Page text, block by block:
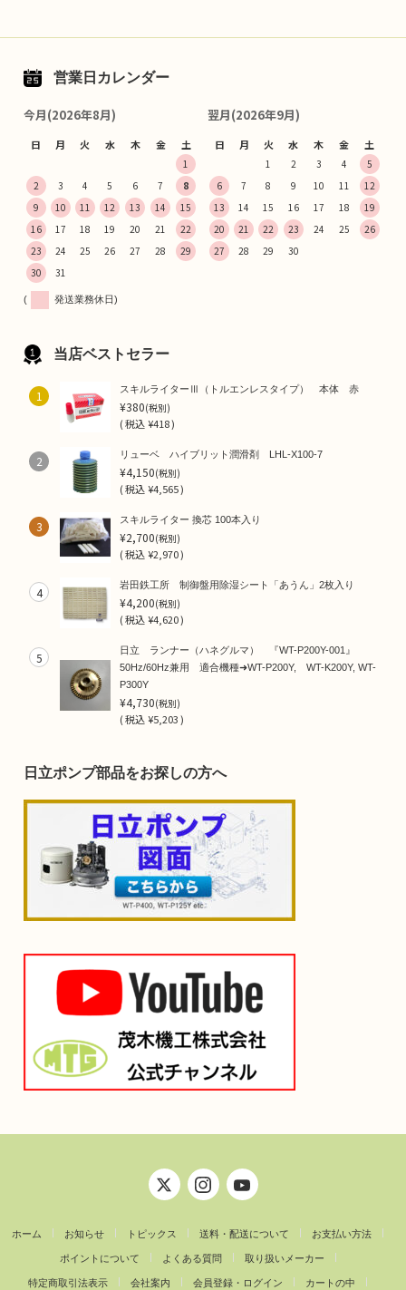
営業日カレンダー
今月(2026年8月)
日 月 火 水 木 金 土
1
2
3 4 5 6 7
8
9
10 11 12 13 14
15
16
17 18 19 20 21
22
23
24 25 26 27 28
29
30
31
翌月(2026年9月)
日 月 火 水 木 金 土
1 2 3 4
5
6
7 8 9 10 11
12
13
14 15 16 17 18
19
20
21 22 23 24 25
26
27
28 29 30
( 発送業務休日)
当店ベストセラー
1 スキルライターⅢ（トルエンレスタイプ） 本体 赤
¥380(税別)
(税込¥418 )
2 リューベ ハイブリット潤滑剤 LHL-X100-7
¥4,150(税別)
(税込¥4,565 )
3 スキルライター 換芯 100本入り
¥2,700(税別)
(税込¥2,970 )
4 岩田鉄工所 制御盤用除湿シート「あうん」2枚入り
¥4,200(税別)
(税込¥4,620 )
5
日立 ランナー（ハネグルマ） 『WT-P200Y-001』
50Hz/60Hz兼用 適合機種➜WT-P200Y, WT-K200Y, WT-
P300Y
¥4,730(税別)
(税込¥5,203 )
日立ポンプ部品をお探しの方へ
ホーム お知らせ トピックス 送料・配送について お支払い方法
ポイントについて よくある質問 取り扱いメーカー
特定商取引法表示 会社案内 会員登録・ログイン カートの中